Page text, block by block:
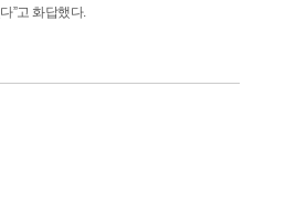
”고 화답했다.